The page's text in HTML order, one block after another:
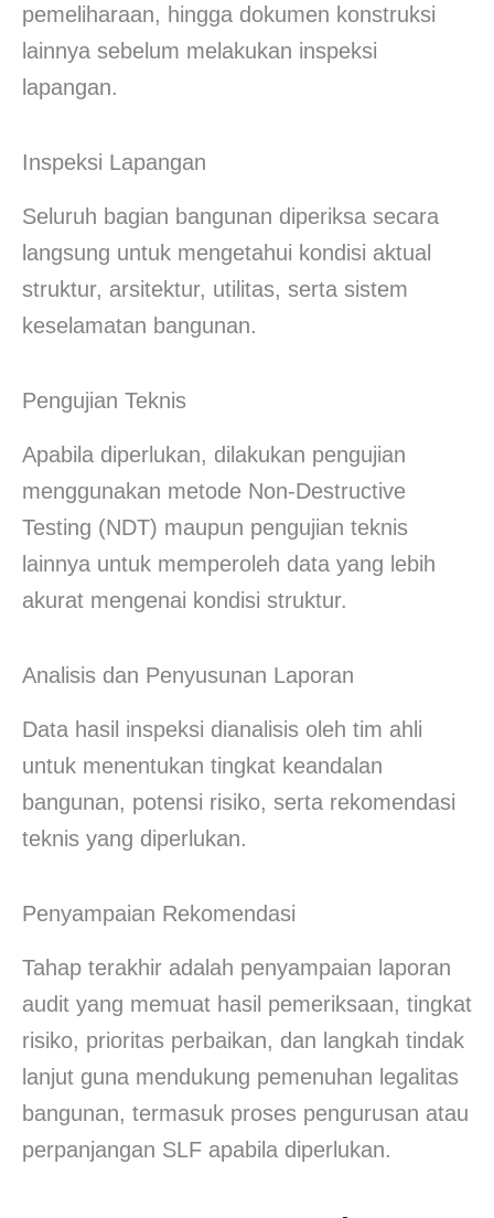
pemeliharaan, hingga dokumen konstruksi
lainnya sebelum melakukan inspeksi
lapangan.
Inspeksi Lapangan
Seluruh bagian bangunan diperiksa secara
langsung untuk mengetahui kondisi aktual
struktur, arsitektur, utilitas, serta sistem
keselamatan bangunan.
Pengujian Teknis
Apabila diperlukan, dilakukan pengujian
menggunakan metode Non-Destructive
Testing (NDT) maupun pengujian teknis
lainnya untuk memperoleh data yang lebih
akurat mengenai kondisi struktur.
Analisis dan Penyusunan Laporan
Data hasil inspeksi dianalisis oleh tim ahli
untuk menentukan tingkat keandalan
bangunan, potensi risiko, serta rekomendasi
teknis yang diperlukan.
Penyampaian Rekomendasi
Tahap terakhir adalah penyampaian laporan
audit yang memuat hasil pemeriksaan, tingkat
risiko, prioritas perbaikan, dan langkah tindak
lanjut guna mendukung pemenuhan legalitas
bangunan, termasuk proses pengurusan atau
perpanjangan SLF apabila diperlukan.